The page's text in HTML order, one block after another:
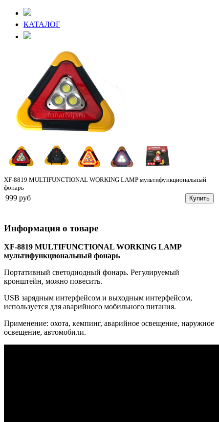
КАТАЛОГ
XF-8819 MULTIFUNCTIONAL WORKING LAMP мультифункциональный
фонарь
999 руб Купить
Информация о товаре
XF-8819 MULTIFUNCTIONAL WORKING LAMP
мультифункциональный фонарь
Портативный светодиодный фонарь. Регулируемый
кронштейн, можно повесить.
USB зарядным интерфейсом и выходным интерфейсом,
используется для аварийного мобильного питания.
Применение: охота, кемпинг, аварийное освещение, наружное
освещение, автомобили.